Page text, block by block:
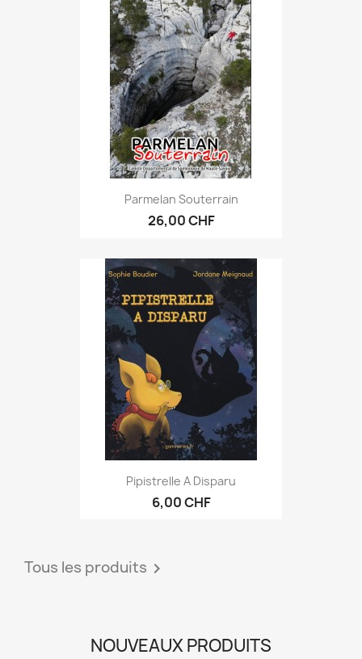
Parmelan Souterrain
26,00 CHF
Pipistrelle A Disparu
6,00 CHF
Tous les produits 
NOUVEAUX PRODUITS